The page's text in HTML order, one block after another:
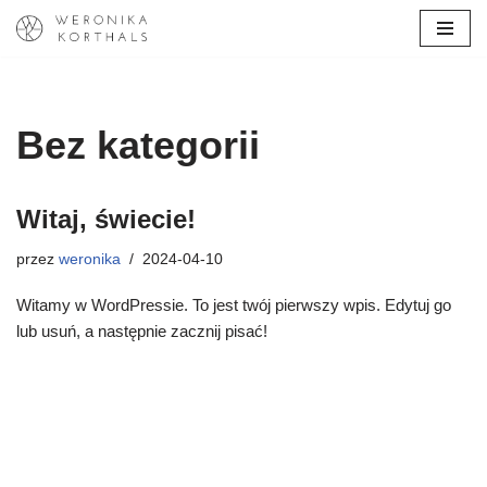
Bez kategorii
Witaj, świecie!
przez weronika 2024-04-10
Witamy w WordPressie. To jest twój pierwszy wpis. Edytuj go
lub usuń, a następnie zacznij pisać!